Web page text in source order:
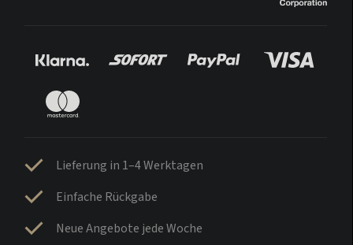
Lieferung in 1–4 Werktagen
Einfache Rückgabe
Neue Angebote jede Woche